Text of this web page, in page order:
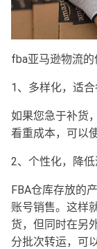
fba亚马逊物流的
1、多样化，适
如果您急于补货
看重成本，可以
2、个性化，降
FBA仓库存放的
账号销售。这样
货，但同时在另
分批次转运，可